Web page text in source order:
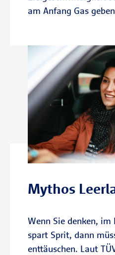
am Anfang Gas
Mythos
Wenn Sie denken, im
spart Sprit, dann
enttäuschen. Laut